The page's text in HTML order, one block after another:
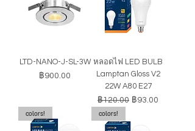
LTD-NANO-J-SL-3W
ราคา
฿900.00
หลอดไฟ LED BULB
Lamptan Gloss V2
22W A80 E27
ราคาปกติ
฿120.00 ราคาขายลด
฿93.00
colors!
colors!